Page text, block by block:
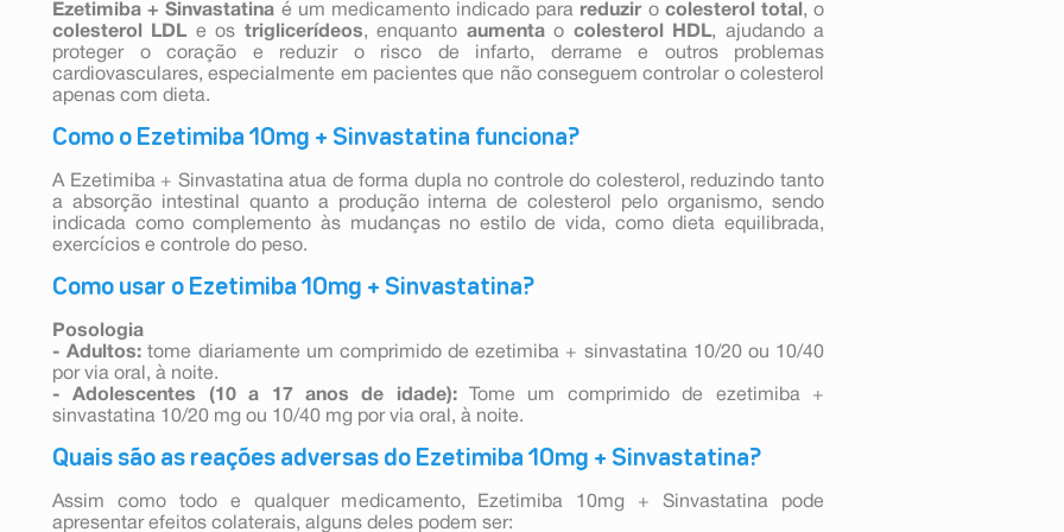
Ezetimiba+ Sinvastatina é um medicamento indicado para reduziro colesterol total , o
colesterol LDL e os triglicerídeos, enquanto aumentao colesterol HDL, ajudando a
proteger o coração e reduzir o risco de infarto, derrame e outros problemas
cardiovasculares, especialmente em pacientes que não conseguem controlar o colesterol
apenas com dieta.
Como o Ezetimiba 10mg + Sinvastatina funciona?
A Ezetimiba + Sinvastatina atua de forma dupla no controle do colesterol, reduzindo tanto
a absorção intestinal quanto a produção interna de colesterol pelo organismo, sendo
indicada como complemento às mudanças no estilo de vida, como dieta equilibrada,
exercícios e controle do peso.
Como usar o Ezetimiba 10mg + Sinvastatina?
Posologia
- Adultos: tome diariamente um comprimido de ezetimiba + sinvastatina 10/20 ou 10/40
por via oral, à noite.
- Adolescentes (10 a 17 anos de idade):Tome um comprimido de ezetimiba +
sinvastatina 10/20 mg ou 10/40 mg por via oral, à noite.
Quais são as reações adversas do Ezetimiba 10mg + Sinvastatina?
Assim como todo e qualquer medicamento, Ezetimiba 10mg + Sinvastatina pode
apresentar efeitos colaterais, alguns deles podem ser: